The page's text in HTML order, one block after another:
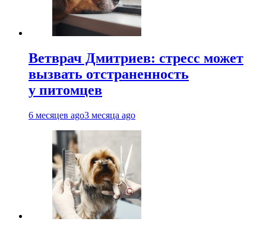
Ветврач Дмитриев: стресс может
вызвать отстраненность
у питомцев
6 месяцев ago3 месяца ago